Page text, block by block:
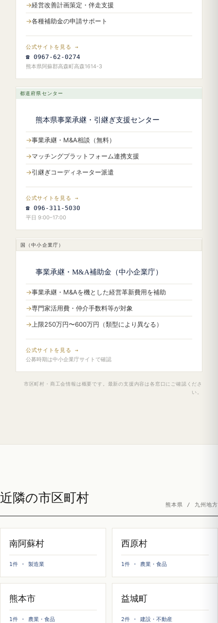
経営改善計画策定・伴走支援
各種補助金の申請サポート
公式サイトを見る →
☎ 0967-62-0274
熊本県阿蘇郡高森町高森1614-3
都道府県センター
熊本県事業承継・引継ぎ支援センター
事業承継・M&A相談（無料）
マッチングプラットフォーム連携支援
引継ぎコーディネーター派遣
公式サイトを見る →
☎ 096-311-5030
平日 9:00–17:00
国（中小企業庁）
事業承継・M&A補助金（中小企業庁）
事業承継・M&Aを機とした経営革新費用を補助
専門家活用費・仲介手数料等が対象
上限250万円〜600万円（類型により異なる）
公式サイトを見る →
公募時期は中小企業庁サイトで確認
市区町村・商工会情報は概要です。最新の支援内容は各窓口にご確認くださ
い。
近隣の市区町村 熊本県 / 九州地方
南阿蘇村
1件 · 製造業
西原村
1件 · 農業・食品
熊本市
1件 · 農業・食品
益城町
2件 · 建設・不動産